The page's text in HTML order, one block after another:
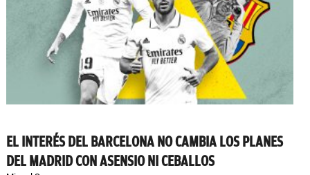
EL INTERÉS DEL BARCELONA NO CAMBIA LOS PLANES
DEL MADRID CON ASENSIO NI CEBALLOS